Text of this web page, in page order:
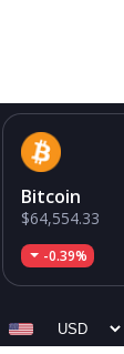
Bitcoin
$64,554.33
-0.39%